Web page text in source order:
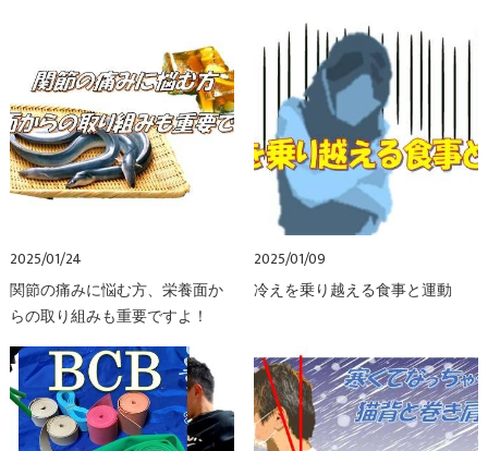
2025/01/24
関節の痛みに悩む方、栄養面か
らの取り組みも重要ですよ！
2025/01/09
冷えを乗り越える食事と運動